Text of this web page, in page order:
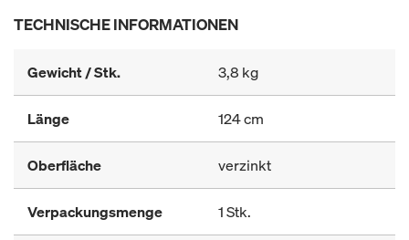
TECHNISCHE INFORMATIONEN
Gewicht / Stk. 3,8 kg
Länge 124 cm
Oberfläche verzinkt
Verpackungsmenge 1 Stk.